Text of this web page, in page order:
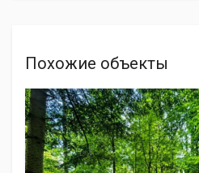
Похожие объекты